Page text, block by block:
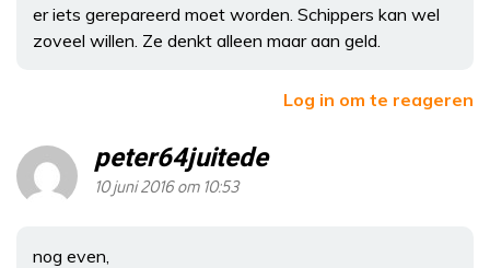
er iets gerepareerd moet worden. Schippers kan wel
zoveel willen. Ze denkt alleen maar aan geld.
Log in om te reageren
peter64juitede
10 juni 2016 om 10:53
nog even,